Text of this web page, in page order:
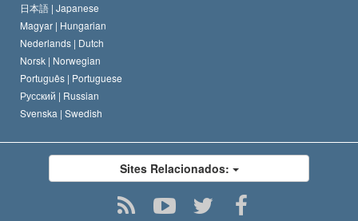
日本語 | Japanese
Magyar | Hungarian
Nederlands | Dutch
Norsk | Norwegian
Português | Portuguese
Русский | Russian
Svenska | Swedish
Sites Relacionados: